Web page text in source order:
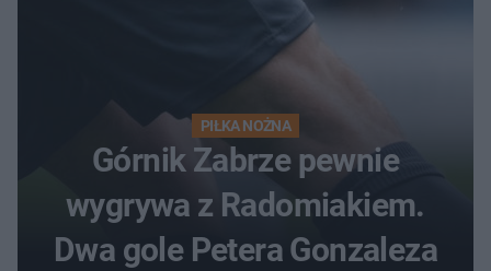
PIŁKA NOŻNA
Górnik Zabrze pewnie
wygrywa z Radomiakiem.
Dwa gole Petera Gonzaleza